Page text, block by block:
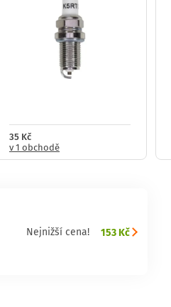
35 Kč
v 1 obchodě
Nejnižší cena! 153 Kč